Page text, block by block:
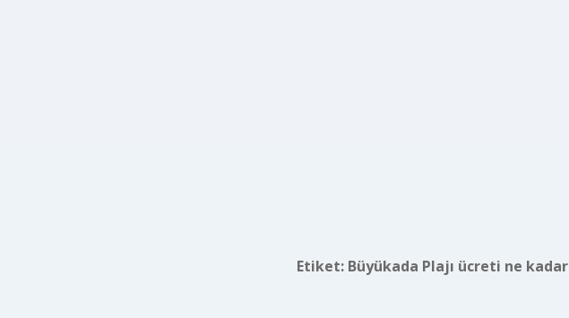
Etiket: Büyükada Plajı ücreti ne kadar